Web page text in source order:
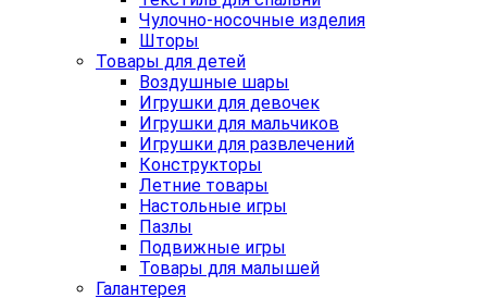
Чулочно-носочные изделия
Шторы
Товары для детей
Воздушные шары
Игрушки для девочек
Игрушки для мальчиков
Игрушки для развлечений
Конструкторы
Летние товары
Настольные игры
Пазлы
Подвижные игры
Товары для малышей
Галантерея